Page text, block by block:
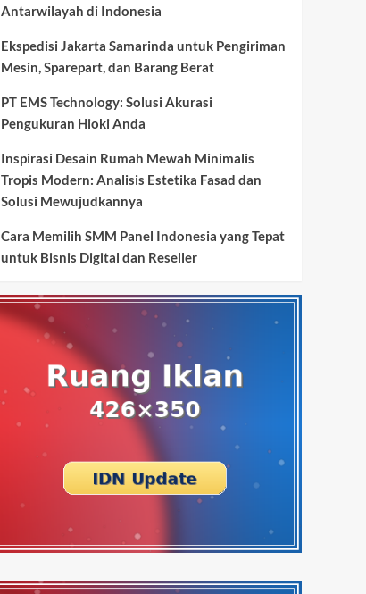
Antarwilayah di Indonesia
Ekspedisi Jakarta Samarinda untuk Pengiriman
Mesin, Sparepart, dan Barang Berat
PT EMS Technology: Solusi Akurasi
Pengukuran Hioki Anda
Inspirasi Desain Rumah Mewah Minimalis
Tropis Modern: Analisis Estetika Fasad dan
Solusi Mewujudkannya
Cara Memilih SMM Panel Indonesia yang Tepat
untuk Bisnis Digital dan Reseller